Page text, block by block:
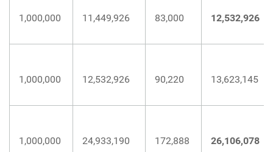
1,000,000 11,449,926 83,000 12,532,926
1,000,000 12,532,926 90,220 13,623,145
1,000,000 24,933,190 172,888 26,106,078